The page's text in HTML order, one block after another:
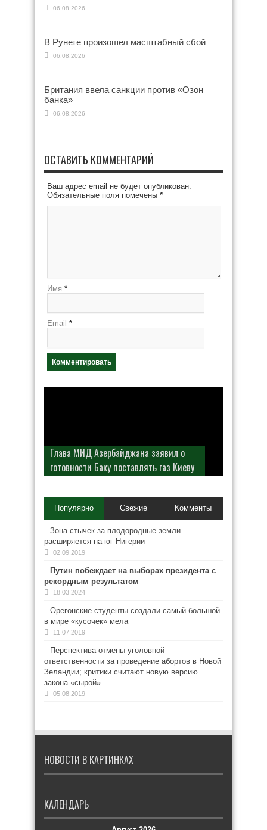
06.08.2026
В Рунете произошел масштабный сбой
06.08.2026
Британия ввела санкции против «Озон
банка»
06.08.2026
ОСТАВИТЬ КОММЕНТАРИЙ
Ваш адрес email не будет опубликован.
Обязательные поля помечены *
Имя *
Email *
Глава МИД Азербайджана заявил о
готовности Баку поставлять газ Киеву
Популярно Свежие Комменты
Зона стычек за плодородные земли
расширяется на юг Нигерии
02.09.2019
Путин побеждает на выборах президента с
рекордным результатом
18.03.2024
Орегонские студенты создали самый большой
в мире «кусочек» мела
11.07.2019
Перспектива отмены уголовной
ответственности за проведение абортов в Новой
Зеландии; критики считают новую версию
закона «сырой»
05.08.2019
НОВОСТИ В КАРТИНКАХ
КАЛЕНДАРЬ